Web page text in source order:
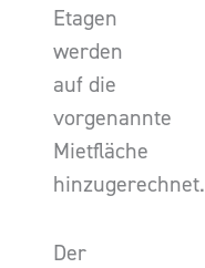
Etagen
werden
auf die
vorgenannte
Mietfläche
hinzugerechnet.
Der